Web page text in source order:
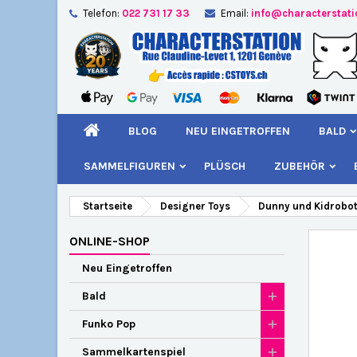
Telefon: 022 731 17 33 Email:
BLOG NEU EINGETROFFEN BALD
SAMMELFIGUREN PLÜSCH ZUBEHÖR
Startseite Designer Toys Dunny und Kidrobot
ONLINE-SHOP
Neu Eingetroffen
Bald
Funko Pop
Sammelkartenspiel